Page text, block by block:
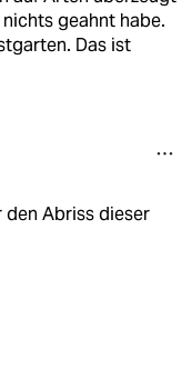
geahnt habe.
Das ist
den Abriss dieser